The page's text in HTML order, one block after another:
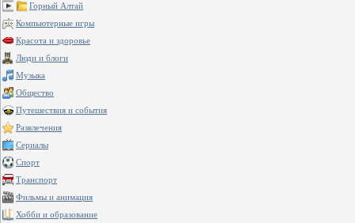
Горный Алтай
Компьютерные игры
Красота и здоровье
Люди и блоги
Музыка
Общество
Путешествия и события
Развлечения
Сериалы
Спорт
Транспорт
Фильмы и анимация
Хобби и образование